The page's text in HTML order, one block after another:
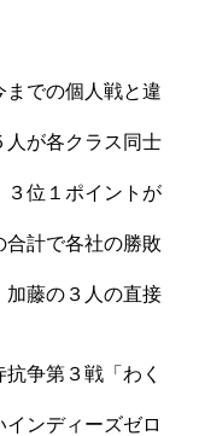
での個人戦と違
人が各クラス同士
３位１ポイントが
計で各社の勝敗
加藤の３人の直接
争第３戦「わく
ンディーズゼロ